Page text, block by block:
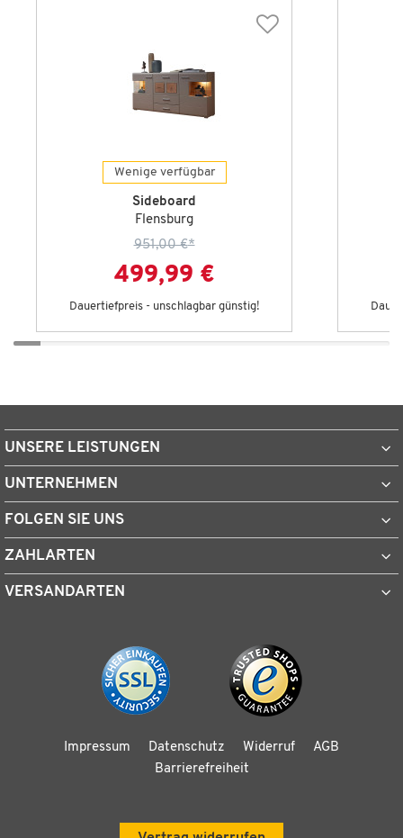
Wenige verfügbar
Sideboard
Flensburg
951,00 €*
499,99 €
Dauertiefpreis - unschlagbar günstig!
UNSERE LEISTUNGEN
UNTERNEHMEN
FOLGEN SIE UNS
ZAHLARTEN
VERSANDARTEN
Impressum Datenschutz Widerruf
AGB
Barrierefreiheit